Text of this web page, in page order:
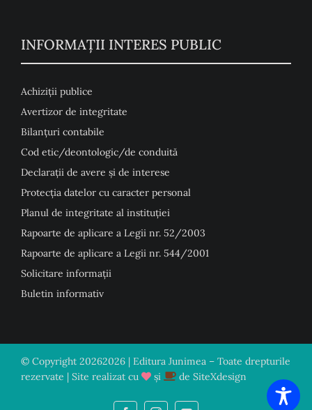
INFORMAȚII INTERES PUBLIC
Achiziții publice
Avertizor de integritate
Bilanțuri contabile
Cod etic/deontologic/de conduită
Declarații de avere și de interese
Protecția datelor cu caracter personal
Planul de integritate al instituției
Rapoarte de aplicare a Legii nr. 52/2003
Rapoarte de aplicare a Legii nr. 544/2001
Solicitare informații
Buletin informativ
© Copyright 20262026 | Editura Junimea – Toate drepturile
rezervate | Site realizat cu
și de SiteXdesign